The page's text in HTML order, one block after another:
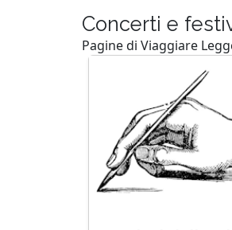
Concerti e
Pagine di Viaggiare